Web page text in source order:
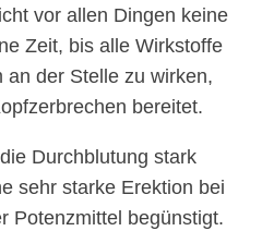
vor allen Dingen keine
Zeit, bis alle Wirkstoffe
der Stelle zu wirken,
bereitet.
Durchblutung stark
sehr starke Erektion bei
Potenzmittel begünstigt.